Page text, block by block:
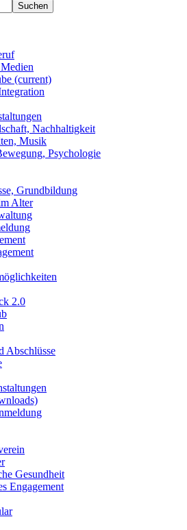
Suchen
(current)
Nachhaltigkeit
Musik
Psychologie
Grundbildung
Alter
2.0
Abschlüsse
Gesundheit
Engagement